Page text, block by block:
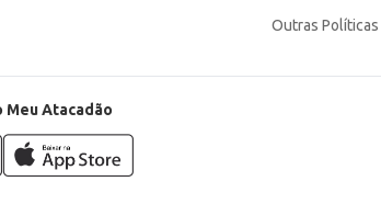
Outras Políticas
Meu Atacadão